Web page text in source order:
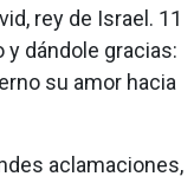
rey de Israel. 11
y dándole gracias:
su amor hacia
aclamaciones,